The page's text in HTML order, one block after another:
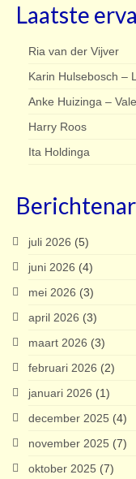
Laatste
Ria van der Vijver
Karin Hulsebosch –
Anke Huizinga –
Harry Roos
Ita Holdinga
juli 2026 (5)
juni 2026 (4)
mei 2026 (3)
april 2026 (3)
maart 2026 (3)
februari 2026 (2)
januari 2026 (1)
december 2025 (4)
november 2025 (7)
oktober 2025 (7)